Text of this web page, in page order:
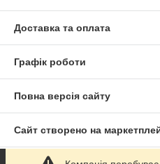
Доставка та оплата
Графік роботи
Повна версія сайту
Сайт створено на